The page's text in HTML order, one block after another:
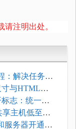
请注明出处。
：解决任务积
寸与HTML添
标志：统一支
享主机低至
服务器开通更